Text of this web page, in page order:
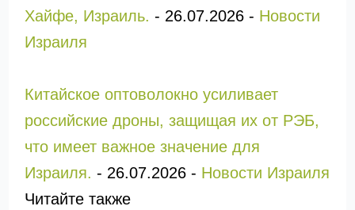
Хайфе, Израиль. - 26.07.2026- Новости
Израиля
Китайское оптоволокно усиливает
российские дроны, защищая их от РЭБ,
что имеет важное значение для
Израиля. - 26.07.2026- Новости Израиля
Читайте также